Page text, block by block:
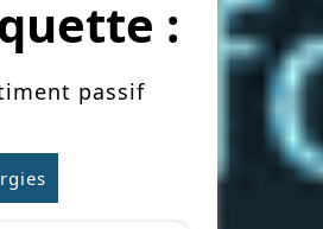
:
passif